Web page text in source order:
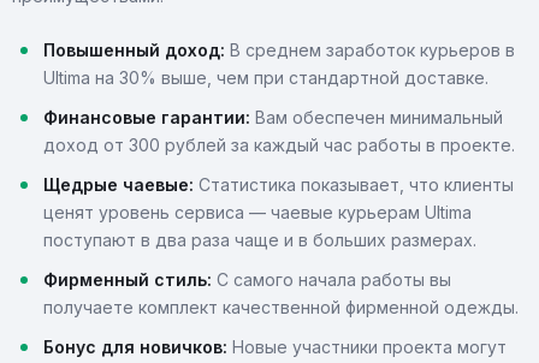
Повышенный доход: В среднем заработок курьеров в
Ultima на 30% выше, чем при стандартной доставке.
Финансовые гарантии: Вам обеспечен минимальный
доход от 300 рублей за каждый час работы в проекте.
Щедрые чаевые: Статистика показывает, что клиенты
ценят уровень сервиса — чаевые курьерам Ultima
поступают в два раза чаще и в больших размерах.
Фирменный стиль: С самого начала работы вы
получаете комплект качественной фирменной одежды.
Бонус для новичков: Новые участники проекта могут